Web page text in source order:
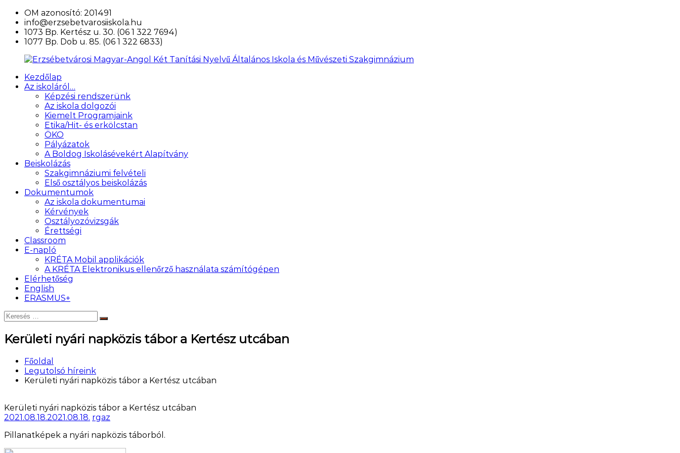
Ugrás
tartalomra
OM azonosító: 201491
info@erzsebetvarosiiskola.hu
1073 Bp. Kertész u. 30. (06 1 322 7694)
1077 Bp. Dob u. 85. (06 1 322 6833)
Erzsébetvárosi
Magyar-
Általános
Művészeti
Szakgimnázium
Kezdőlap
Az iskoláról…
Képzési rendszerünk
Az iskola dolgozói
Kiemelt Programjaink
Etika/Hit- és erkölcstan
ÖKO
Pályázatok
A Boldog Iskolásévekért Alapítvány
Beiskolázás
Szakgimnáziumi felvételi
Első osztályos beiskolázás
Dokumentumok
Az iskola dokumentumai
Kérvények
Osztályozóvizsgák
Érettségi
Classroom
E-napló
KRÉTA Mobil applikációk
A KRÉTA Elektronikus ellenőrző használata számítógépen
Elérhetőség
English
ERASMUS+
Keresés:
Keresés
Kerületi nyári napközis tábor a Kertész utcában
Főoldal
Legutolsó híreink
Kerületi nyári napközis tábor a Kertész utcában
Kerületi nyári napközis tábor a Kertész utcában
2021.08.18.2021.08.18. rgaz
Pillanatképek a nyári napközis táborból.